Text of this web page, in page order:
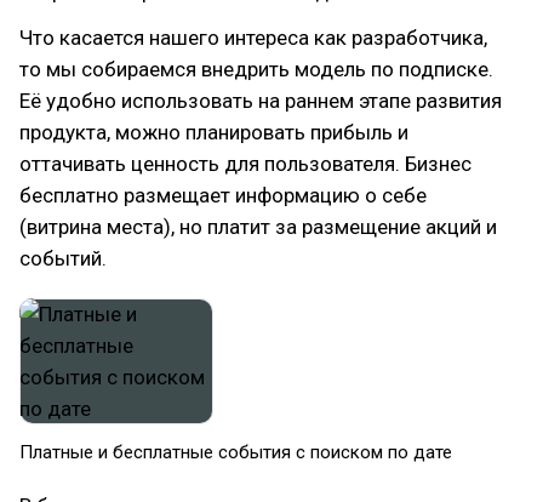
Что касается нашего интереса как разработчика,
то мы собираемся внедрить модель по подписке.
Её удобно использовать на раннем этапе развития
продукта, можно планировать прибыль и
оттачивать ценность для пользователя. Бизнес
бесплатно размещает информацию о себе
(витрина места), но платит за размещение акций и
событий.
Платные и бесплатные события с поиском по дате​